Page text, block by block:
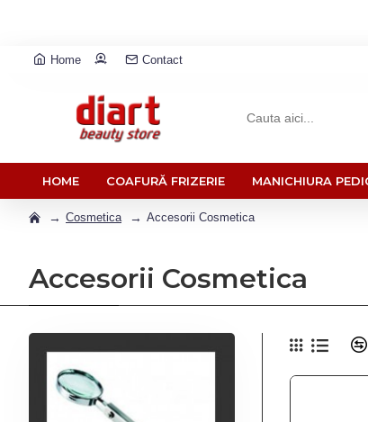
Home Contact
HOME COAFURĂ FRIZERIE MANICHIURA
Cosmetica Accesorii Cosmetica
Accesorii Cosmetica